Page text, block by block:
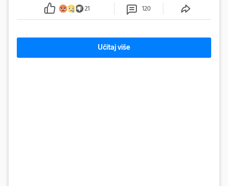
21 120
Učitaj više